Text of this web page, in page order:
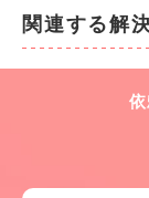
関連する解